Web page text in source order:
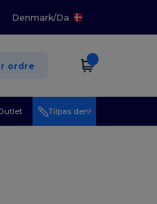
Denmark/Da
ordre
Tilpas den!